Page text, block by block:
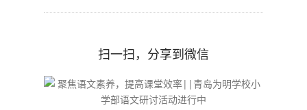
扫一扫，分享到微信